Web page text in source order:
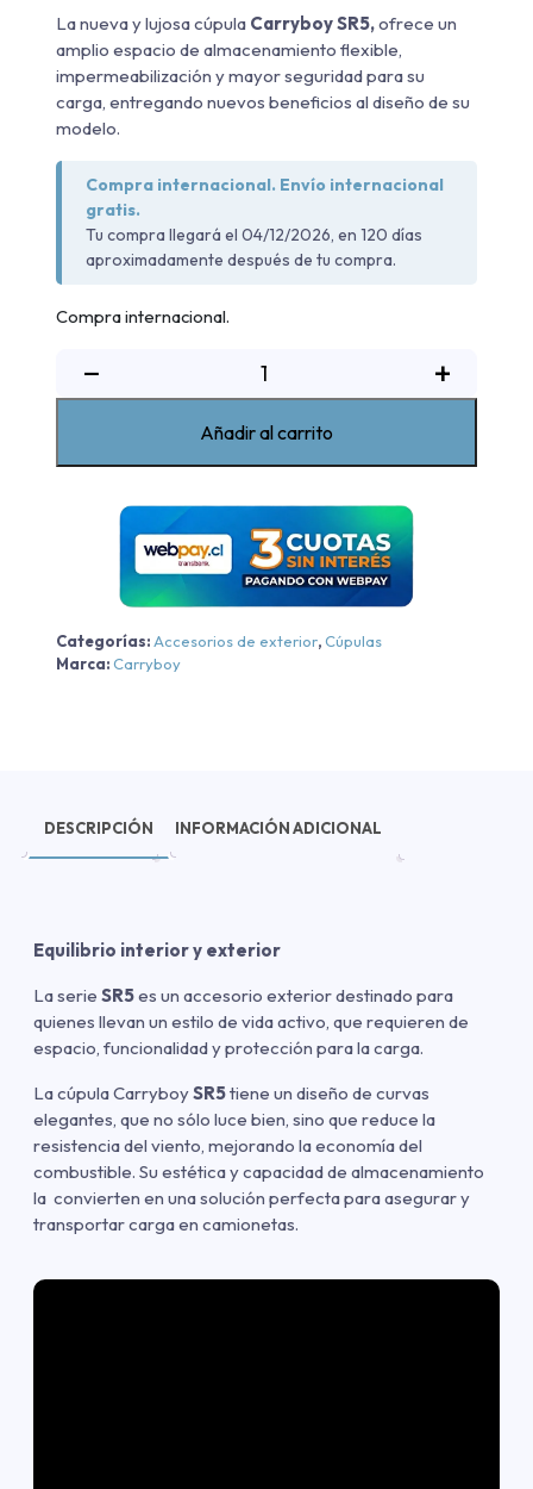
original
era:
$2.199.990.
actual
es:
$1.649.993.
La nueva y lujosa cúpula Carryboy SR5,ofrece un
amplio espacio de almacenamiento flexible,
impermeabilización y mayor seguridad para su
carga, entregando nuevos beneficios al diseño de su
modelo.
Compra internacional. Envío internacional
gratis.
Tu compra llegará el 04/12/2026, en 120 días
aproximadamente después de tu compra.
Compra internacional.
−
2025
cantidad
+
Añadir al carrito
Categorías:Accesorios de exterior,Cúpulas
Marca:Carryboy
DESCRIPCIÓN INFORMACIÓN ADICIONAL
Equilibrio interior y exterior
La serie SR5es un accesorio exterior destinado para
quienes llevan un estilo de vida activo, que requieren de
espacio, funcionalidad y protección para la carga.
La cúpula CarryboySR5tiene un diseño de curvas
elegantes, que no sólo luce bien, sino que reduce la
resistencia del viento, mejorando la economía del
combustible. Su estética y capacidad de almacenamiento
la convierten en una solución perfecta para asegurar y
transportar carga en camionetas.